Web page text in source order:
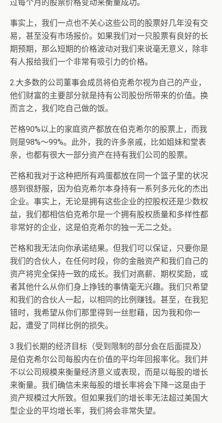
过每个月的股票价格变动来衡量成功。
事实上，我们一点也不关心这些公司的股票好几年没有交
易，甚至没有市场报价。如果我们对一只股票有良好的长
期预期，那么短期的价格波动对我们来说毫无意义，除非
有人报给我们一个非常有吸引力的价格。
2.大多数的公司董事会成员将伯克希尔视为自己的产业，
他们财富的主要部分就是持有公司股份所带来的价值。换
而言之，我们吃自己做的饭。
芒格90%以上的家庭资产都放在伯克希尔的股票上，而我
则是98%～99%。此外，我的许多亲戚，比如姐妹和堂表
亲，也都有很大一部分资产在持有我们公司的股票。
芒格和我对于这种把所有鸡蛋都放在同一个篮子里的状况
感到很舒服，因为伯克希尔本身持有一系列多元化的杰出
企业。事实上，无论是拥有这些企业的控股权还是少数权
益，我们都相信伯克希尔是一个拥有股权质量和多样性都
非常好的企业，这是伯克希尔的独一无二之处。
芒格和我无法向你承诺结果。但我们可以保证，只要你是
我们的合伙人，在任何时段，你的金融资产和我们自己的
资产将完全保持一致的成长。我们对高薪、期权奖励，或
者其他什么从你们身上挣钱的事情毫无兴趣。我们只希望
和我们的合伙人一起，以相同的比例赚钱。甚至，在我犯
错时，我希望从你们那里得到一丝慰藉，因为我和你一
起，遭受了同样比例的损失。
3.我们长期的经济目标（受到限制的部分会在后面提及）
是伯克希尔公司每股内在价值的平均年回报率化。我们并
不以公司规模来衡量经济意义或表现，而是以每股的增长
来衡量。我们确信未来每股的增长率将会下降—这是由于
资产规模过大所致。但如果我们的增长率无法超过美国大
型企业的平均增长率，我们将会非常失望。